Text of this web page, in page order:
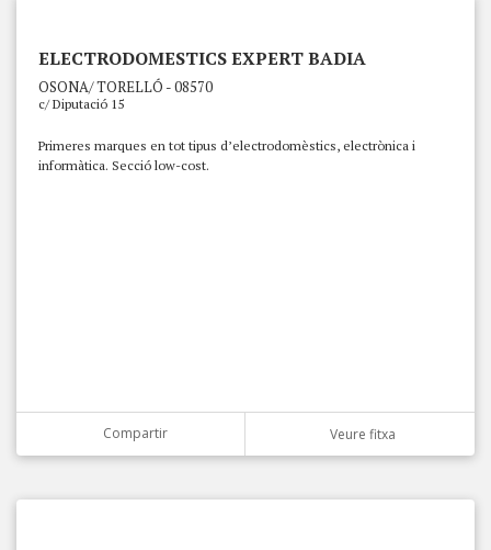
ELECTRODOMESTICS EXPERT BADIA
OSONA/ TORELLÓ - 08570
c/ Diputació 15
Primeres marques en tot tipus d’electrodomèstics, electrònica i
informàtica. Secció low-cost.
Compartir Veure fitxa